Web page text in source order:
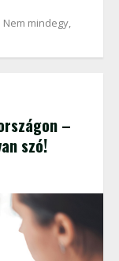
mindegy,
–
szó!